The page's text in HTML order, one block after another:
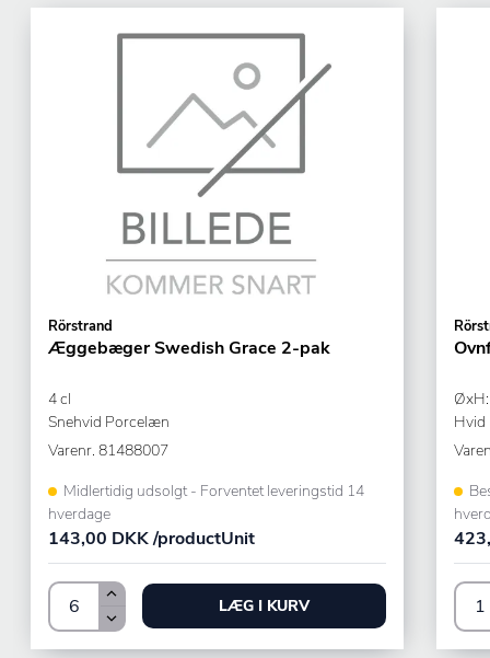
Rörstrand
Æggebæger Swedish Grace 2-pak
4 cl
Snehvid Porcelæn
Varenr. 81488007
Midlertidig udsolgt - Forventet leveringstid 14
hverdage
143,00 DKK /productUnit
LÆG I KURV